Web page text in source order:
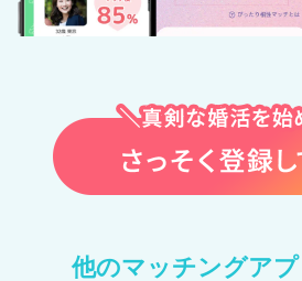
他のマッチングア